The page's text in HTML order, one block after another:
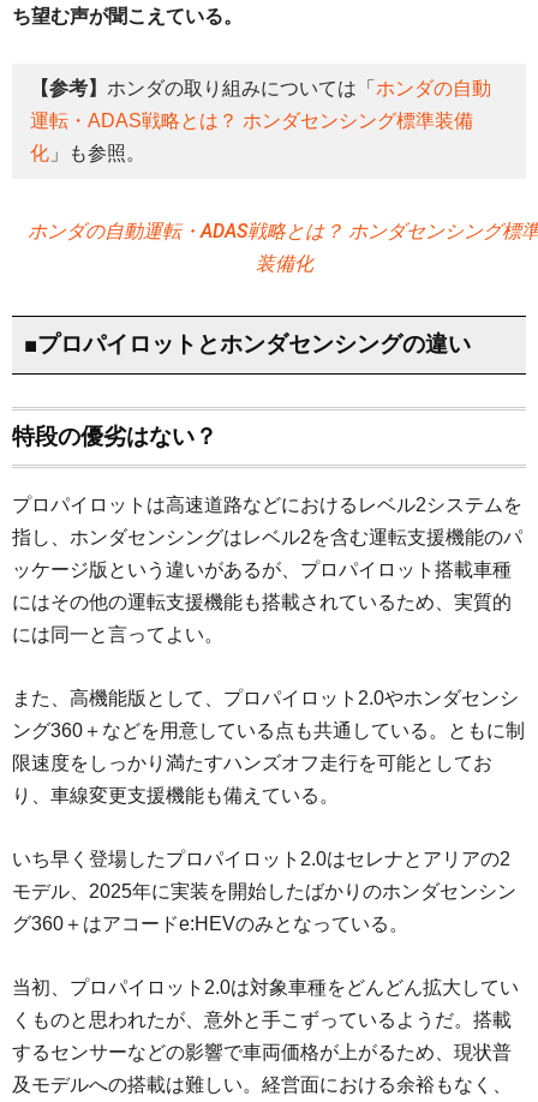
ち望む声が聞こえている。
【参考】 ホンダの取り組みについては「 ホンダの自動
運転・ADAS戦略とは？ ホンダセンシング標準装備
化 」も参照。
ホンダの自動運転・ADAS戦略とは？ ホンダセンシング標
装備化
■プロパイロットとホンダセンシングの違い
特段の優劣はない？
プロパイロットは高速道路などにおけるレベル2システムを
指し、ホンダセンシングはレベル2を含む運転支援機能のパ
ッケージ版という違いがあるが、プロパイロット搭載車種
にはその他の運転支援機能も搭載されているため、実質的
には同一と言ってよい。
また、高機能版として、プロパイロット2.0やホンダセンシ
ング360＋などを用意している点も共通している。ともに制
限速度をしっかり満たすハンズオフ走行を可能としてお
り、車線変更支援機能も備えている。
いち早く登場したプロパイロット2.0はセレナとアリアの2
モデル、2025年に実装を開始したばかりのホンダセンシン
グ360＋はアコードe:HEVのみとなっている。
当初、プロパイロット2.0は対象車種をどんどん拡大してい
くものと思われたが、意外と手こずっているようだ。搭載
するセンサーなどの影響で車両価格が上がるため、現状普
及モデルへの搭載は難しい。経営面における余裕もなく、